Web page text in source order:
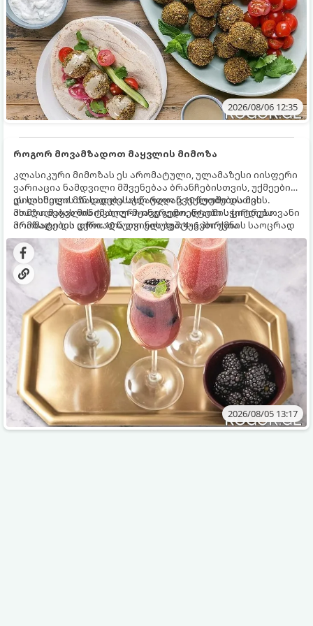
2026/08/06 12:35
როგორ მოვამზადოთ მაყვლის მიმოზა
კლასიკური მიმოზას ეს არომატული, ულამაზესი იისფერი
ვარიაცია ნამდვილი მშვენებაა ბრანჩებისთვის, უქმეების
დილისთვის ან სადღესასწაულო წვეულებებისთვის.
ახალი მაყვლის ტკბილ-მჟავე გემო, ლაიმის ციტრუსოვანი
არომატი და ცქრიალა ღვინის ბუშტუკები ქმნის საოცრად
დახვეწილ და მაგრილებელ კოქტეილს.
ეს სასმელი მზადდება სულ რაღაც 10 წუთში და მის
მომზადებას მინიმალური ინგრედიენტები სჭირდება.
მომზადების დრო: 10 წუთი ულუფა: 4–6 პორცია
2026/08/05 13:17